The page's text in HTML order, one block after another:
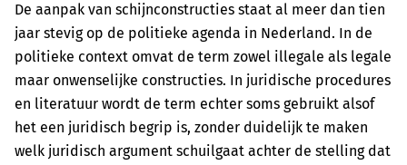
De aanpak van schijnconstructies staat al meer dan tien
jaar stevig op de politieke agenda in Nederland. In de
politieke context omvat de term zowel illegale als legale
maar onwenselijke constructies. In juridische procedures
en literatuur wordt de term echter soms gebruikt alsof
het een juridisch begrip is, zonder duidelijk te maken
welk juridisch argument schuilgaat achter de stelling dat